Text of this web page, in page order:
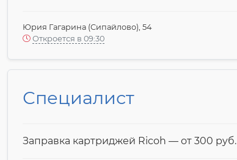
Юрия Гагарина (Сипайлово), 54
Откроется в 09:30
Специалист
Заправка картриджей Ricoh — от 300 pyб.